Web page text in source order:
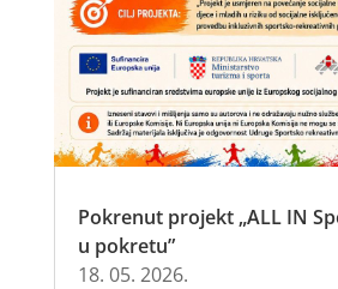
Pokrenut projekt „ALL IN
u pokretu”
18. 05. 2026.